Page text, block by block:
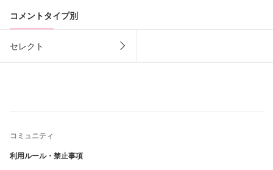
コメントタイプ別
セレクト
コミュニティ
利用ルール・禁止事項